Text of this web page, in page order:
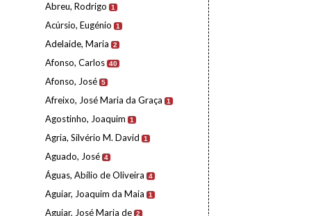
Abreu, Rodrigo 1
Acúrsio, Eugénio 1
Adelaide, Maria 2
Afonso, Carlos 40
Afonso, José 5
Afreixo, José Maria da Graça 1
Agostinho, Joaquim 1
Agria, Silvério M. David 1
Aguado, José 4
Águas, Abílio de Oliveira 4
Aguiar, Joaquim da Maia 1
Aguiar, José Maria de 2